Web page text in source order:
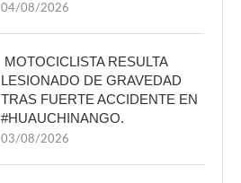
04/08/2026
MOTOCICLISTA RESULTA
LESIONADO DE GRAVEDAD
TRAS FUERTE ACCIDENTE EN
#HUAUCHINANGO.
03/08/2026